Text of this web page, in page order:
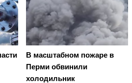
В масштабном пожаре в
Перми обвинили
холодильник